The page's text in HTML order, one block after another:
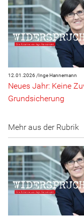
12.01.2026 /Inge Hannemann
Neues Jahr: Keine
Grundsicherung
Mehr aus der Rubrik